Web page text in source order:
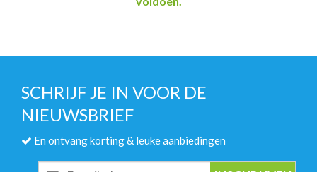
SCHRIJF JE IN VOOR DE
NIEUWSBRIEF
En ontvang korting & leuke aanbiedingen